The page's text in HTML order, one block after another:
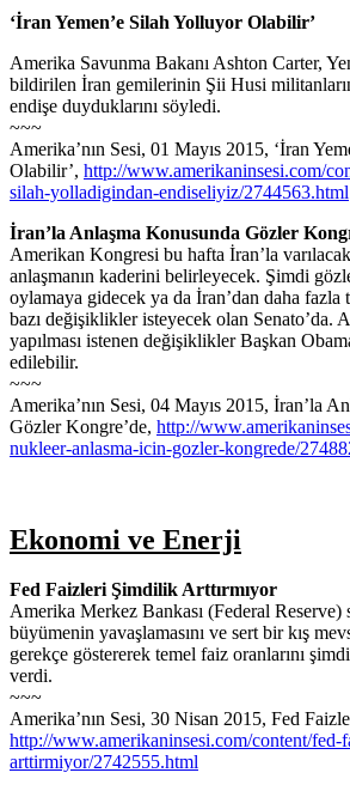
‘İran Yemen’e Silah Yolluyor Olabilir’
Amerika Savunma Bakanı Ashton Carter,
bildirilen İran gemilerinin Şii Husi
endişe duyduklarını söyledi.
~~~
Amerika’nın Sesi, 01 Mayıs 2015, ‘İran
Olabilir’, http://www.amerikaninsesi.com/
silah-yolladigindan-endiseliyiz/2744563.html
İran’la Anlaşma Konusunda Gözler
Amerikan Kongresi bu hafta İran’la
anlaşmanın kaderini belirleyecek. Şimdi
oylamaya gidecek ya da İran’dan daha fazla
bazı değişiklikler isteyecek olan Senato’da.
yapılması istenen değişiklikler Başkan
edilebilir.
~~~
Amerika’nın Sesi, 04 Mayıs 2015, İran’la
Gözler Kongre’de, http://
nukleer-anlasma-icin-gozler-kongrede/
Ekonomi ve Enerji
Fed Faizleri Şimdilik Arttırmıyor
Amerika Merkez Bankası (Federal
büyümenin yavaşlamasını ve sert bir kış
gerekçe göstererek temel faiz oranlarını
verdi.
~~~
Amerika’nın Sesi, 30 Nisan 2015, Fed
http://www.amerikaninsesi.com/content/
arttirmiyor/2742555.html